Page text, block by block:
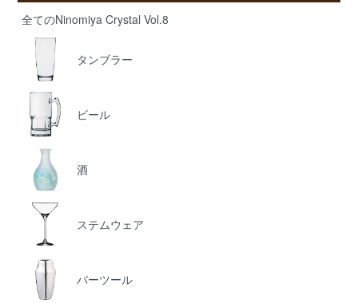
全てのNinomiya Crystal Vol.8
タンブラー
ビール
酒
ステムウェア
バーツール